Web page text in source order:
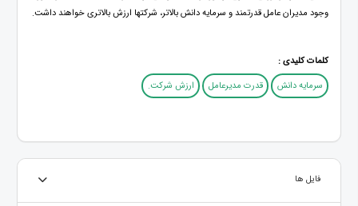
وجود مدیران عامل قدرتمند و سرمایه دانش بالاتر، شرکتها ارزش بالاتری خواهند داشت.
کلمات کلیدی :
سرمایه دانش
قدرت مدیرعامل ارزش شرکت.
فایل ها